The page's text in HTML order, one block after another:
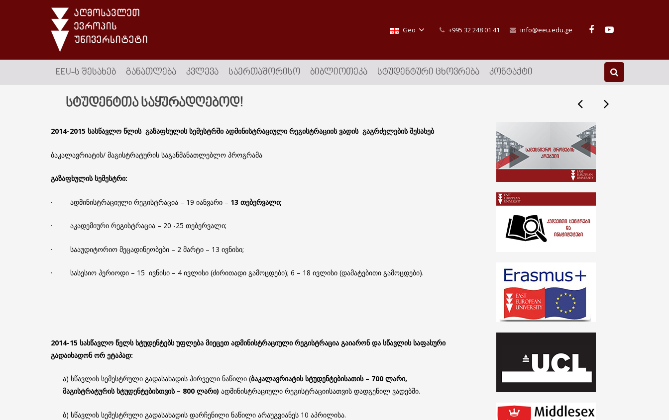
Geo +995 32 248 01 41 info@eeu.edu.ge
EEU-Ს ᲨᲔᲡᲐᲮᲔᲑ ᲒᲐᲜᲐᲗᲚᲔᲑᲐ ᲙᲕᲚᲔᲕᲐ ᲡᲐᲔᲠᲗᲐᲨᲝᲠᲘᲡᲝ ᲑᲘᲑᲚᲘᲝᲗᲔᲙᲐ ᲡᲢᲣᲓᲔᲜᲢᲣᲠᲘ ᲪᲮᲝᲕᲠᲔᲑᲐ ᲙᲝᲜᲢᲐᲥᲢᲘ
სტუდენტთა საყურადღებოდ!
2014-2015 სასწავლო წლის გაზაფხულის სემესტრში ადმინისტრაციული რეგისტრაციის ვადის გაგრძელების შესახებ
ბაკალავრიატის/ მაგისტრატურის საგანმანათლებლო პროგრამა
გაზაფხულის სემესტრი:
· ადმინისტრაციული რეგისტრაცია – 19 იანვარი – 13 თებერვალი;
· აკადემიური რეგისტრაცია – 20 -25 თებერვალი;
· სააუდიტორიო მეცადინეობები – 2 მარტი – 13 ივნისი;
· სასესიო პერიოდი – 15 ივნისი – 4 ივლისი (ძირითადი გამოცდები); 6 – 18 ივლისი (დამატებითი გამოცდები).
2014-15 სასწავლო წელს სტუდენტებს უფლება მიეცეთ ადმინისტრაციული რეგისტრაცია გაიარონ და სწავლის საფასური
გადაიხადონ ორ ეტაპად:
ა) სწავლის სემესტრული გადასახადის პირველი ნაწილი (ბაკალავრიატის სტუდენტებისათის– 700 ლარი,
მაგისტრატურის სტუდენტებისთვის– 800 ლარი) ადმინისტრაციული რეგისტრაციისათვის დადგენილ ვადებში.
ბ) სწავლის სემესტრული გადასახადის დარჩენილი ნაწილი არაუგვიანეს 10 აპრილისა.